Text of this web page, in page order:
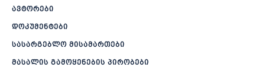
ავტორები
დოკუმენტები
სასარგებლო მისამართები
მასალის გამოყენების პირობები